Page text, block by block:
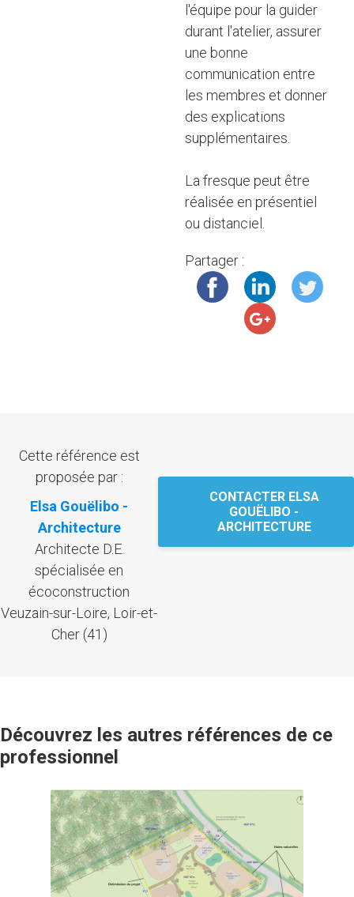
l'équipe pour la guider
durant l'atelier, assurer
une bonne
communication entre
les membres et donner
des explications
supplémentaires.
La fresque peut être
réalisée en présentiel
ou distanciel.
Partager :
Cette référence est
proposée par :
Elsa Gouëlibo -
Architecture
Architecte D.E.
spécialisée en
écoconstruction
Veuzain-sur-Loire, Loir-et-
Cher (41)
CONTACTER ELSA
GOUËLIBO -
ARCHITECTURE
Découvrez les autres références de ce
professionnel